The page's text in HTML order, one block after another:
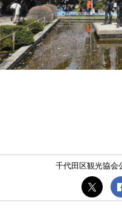
千代田区観光協会